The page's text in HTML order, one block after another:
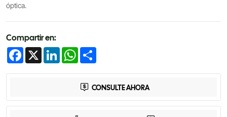
óptica.
Compartir en:
Facebook
X LinkedInWhatsApp
CONSULTE AHORA